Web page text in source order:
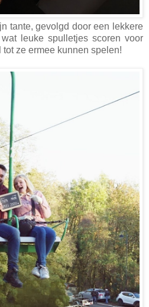
tante, gevolgd door een lekkere
leuke spulletjes scoren voor
ze ermee kunnen spelen!